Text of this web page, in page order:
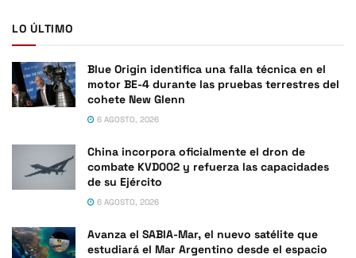
LO ÚLTIMO
Blue Origin identifica una falla técnica en el
motor BE-4 durante las pruebas terrestres del
cohete New Glenn
6 AGOSTO, 2026
China incorpora oficialmente el dron de
combate KVD002 y refuerza las capacidades
de su Ejército
6 AGOSTO, 2026
Avanza el SABIA-Mar, el nuevo satélite que
estudiará el Mar Argentino desde el espacio